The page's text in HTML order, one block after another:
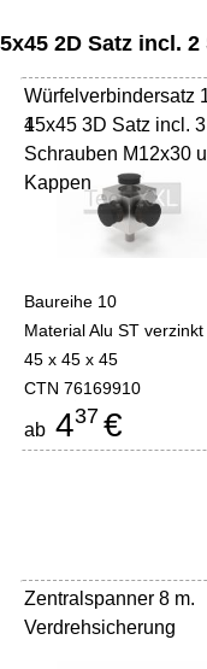
2D Satz incl.
Würfelverbindersatz
45x45 3D Satz incl. 3
Schrauben M12x30
Kappen
1
Baureihe 10
Material Alu ST verzinkt
45 x 45 x 45
CTN 76169910
ab 437 €
Zentralspanner 8 m.
Verdrehsicherung